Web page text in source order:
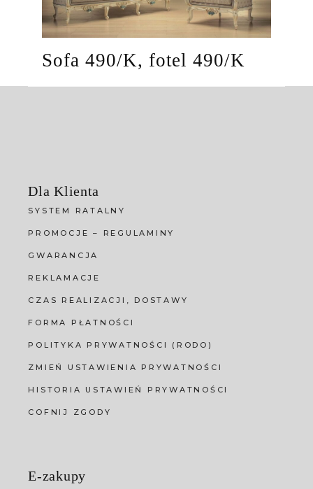
Sofa 490/K, fotel 490/K
Dla Klienta
SYSTEM RATALNY
PROMOCJE – REGULAMINY
GWARANCJA
REKLAMACJE
CZAS REALIZACJI, DOSTAWY
FORMA PŁATNOŚCI
POLITYKA PRYWATNOŚCI (RODO)
ZMIEŃ USTAWIENIA PRYWATNOŚCI
HISTORIA USTAWIEŃ PRYWATNOŚCI
COFNIJ ZGODY
E-zakupy